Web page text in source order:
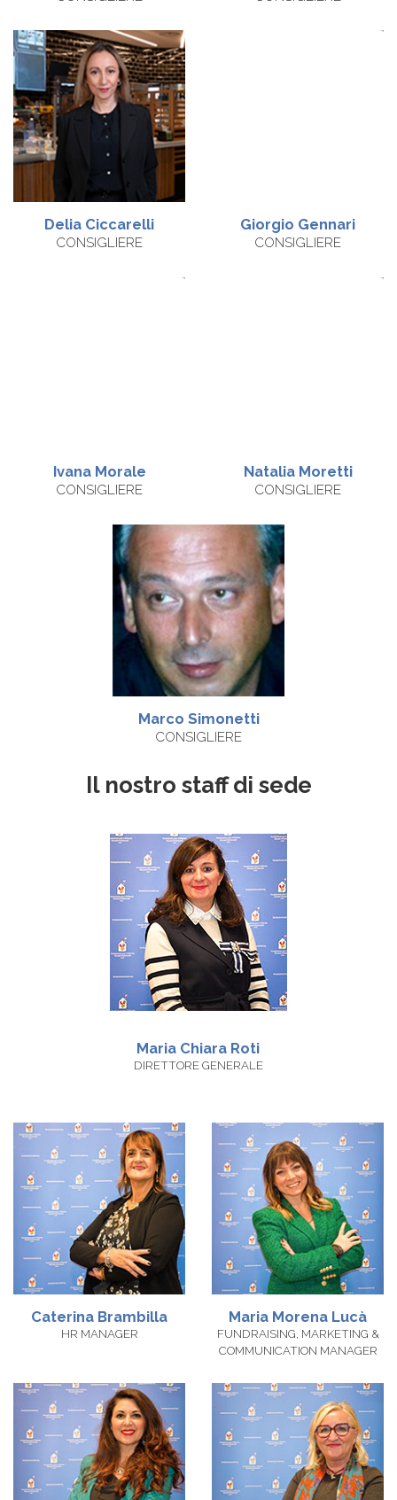
Delia Ciccarelli
CONSIGLIERE
Giorgio Gennari
CONSIGLIERE
IvanaMorale
CONSIGLIERE
NataliaMoretti
CONSIGLIERE
Marco Simonetti
CONSIGLIERE
Il nostro staff di sede
Maria Chiara Roti
DIRETTORE GENERALE
Caterina Brambilla
HR MANAGER
Maria Morena Lucà
FUNDRAISING, MARKETING &
COMMUNICATION MANAGER